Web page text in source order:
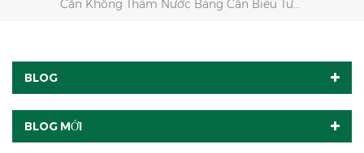
Cân Không Thấm Nước Bảng Cân Biểu Tượng Mô Tả
BLOG
BLOG MỚI